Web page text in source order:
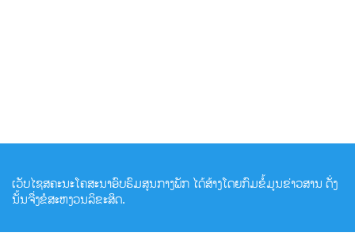
ເວັບໄຊສຄະນະໂຄສະນາອົບຮົມສູນກາງພັກ ໄດ້ສ້າງໂດຍກົມຂໍ້ມູນຂ່າວສານ ດັ່ງ
ນັ້ນຈື່ງຂໍສະຫງວນລິຂະສິດ.